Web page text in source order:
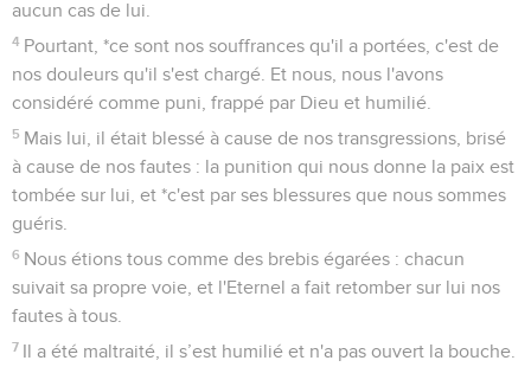
aucun cas de lui.
4 Pourtant, *ce sont nos souffrances qu'il a portées, c'est de
nos douleurs qu'il s'est chargé. Et nous, nous l'avons
considéré comme puni, frappé par Dieu et humilié.
5 Mais lui, il était blessé à cause de nos transgressions, brisé
à cause de nos fautes : la punition qui nous donne la paix est
tombée sur lui, et *c'est par ses blessures que nous sommes
guéris.
6 Nous étions tous comme des brebis égarées : chacun
suivait sa propre voie, et l'Eternel a fait retomber sur lui nos
fautes à tous.
7
Il a été maltraité, il s’est humilié et n'a pas ouvert la bouche.